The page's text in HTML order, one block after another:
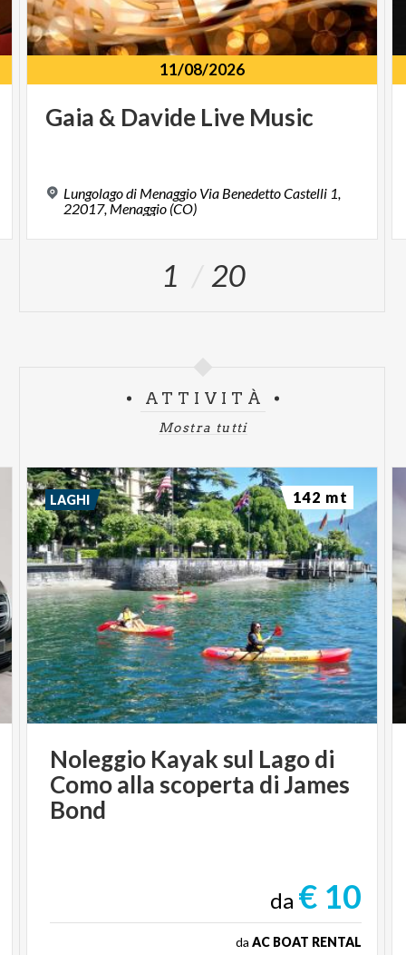
11/08/2026
Gaia & Davide Live Music
Lungolago di Menaggio Via Benedetto Castelli 1,
22017, Menaggio (CO)
1 20
ATTIVITÀ
Mostra tutti
Noleggio Kayak sul Lago di
Como alla scoperta di James
Bond
da € 10
da AC BOAT RENTAL
LAGHI 142 mt